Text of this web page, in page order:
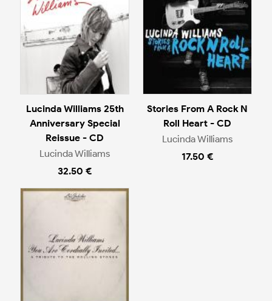
Lucinda Williams 25th
Anniversary Special
Reissue - CD
Lucinda Williams
32.50 €
Stories From A Rock N
Roll Heart - CD
Lucinda Williams
17.50 €